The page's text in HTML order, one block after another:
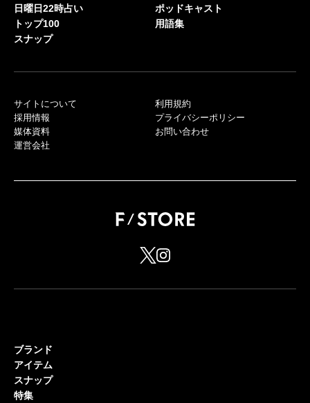
日曜日22時占い
トップ100
スナップ
ポッドキャスト
用語集
サイトについて
採用情報
媒体資料
運営会社
利用規約
プライバシーポリシー
お問い合わせ
ブランド
アイテム
スナップ
特集